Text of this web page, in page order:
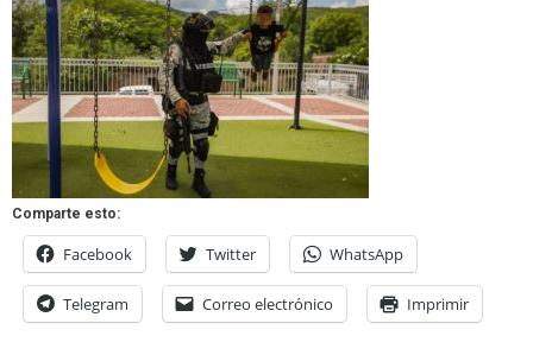
Comparte esto:
Facebook Twitter WhatsApp
Telegram Correo electrónico Imprimir